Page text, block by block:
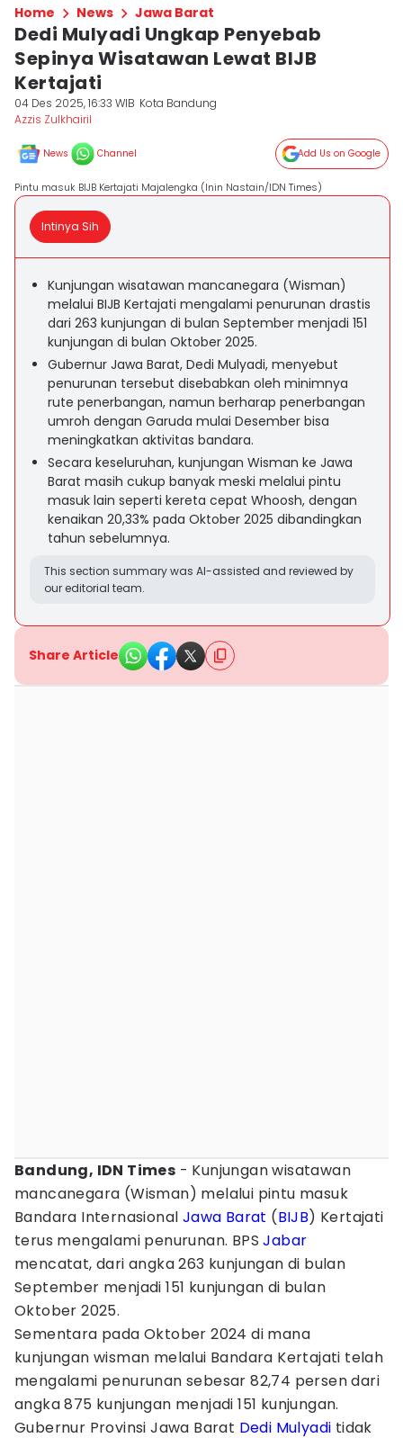
Home News Jawa Barat
Dedi Mulyadi Ungkap Penyebab
Sepinya Wisatawan Lewat BIJB
Kertajati
04 Des 2025, 16:33 WIB Kota Bandung
Azzis Zulkhairil
News Channel Add Us on Google
Pintu masuk BIJB Kertajati Majalengka (Inin Nastain/IDN Times)
Intinya Sih
Kunjungan wisatawan mancanegara (Wisman)
melalui BIJB Kertajati mengalami penurunan drastis
dari 263 kunjungan di bulan September menjadi 151
kunjungan di bulan Oktober 2025.
Gubernur Jawa Barat, Dedi Mulyadi, menyebut
penurunan tersebut disebabkan oleh minimnya
rute penerbangan, namun berharap penerbangan
umroh dengan Garuda mulai Desember bisa
meningkatkan aktivitas bandara.
Secara keseluruhan, kunjungan Wisman ke Jawa
Barat masih cukup banyak meski melalui pintu
masuk lain seperti kereta cepat Whoosh, dengan
kenaikan 20,33% pada Oktober 2025 dibandingkan
tahun sebelumnya.
This section summary was AI-assisted and reviewed by
our editorial team.
Share Article
Bandung, IDN Times - Kunjungan wisatawan
mancanegara (Wisman) melalui pintu masuk
Bandara Internasional Jawa Barat (BIJB) Kertajati
terus mengalami penurunan. BPSJabar
mencatat, dari angka 263 kunjungan di bulan
September menjadi 151 kunjungan di bulan
Oktober 2025.
Sementara pada Oktober 2024 di mana
kunjungan wisman melalui Bandara Kertajati telah
mengalami penurunan sebesar 82,74 persen dari
angka 875 kunjungan menjadi 151 kunjungan.
Gubernur Provinsi Jawa Barat Dedi Mulyadi tidak